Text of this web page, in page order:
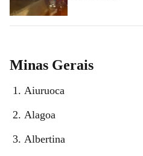
Minas Gerais
Aiuruoca
Alagoa
Albertina